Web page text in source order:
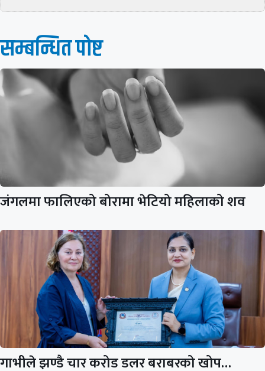
सम्बन्धित पाेष्ट
जंगलमा फालिएको बोरामा भेटियो महिलाको शव
गाभीले झण्डै चार करोड डलर बराबरको खोप…